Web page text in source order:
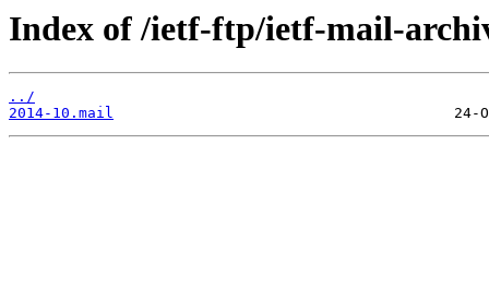
Index of /ietf-ftp/ietf-mail-
../
2014-10.mail